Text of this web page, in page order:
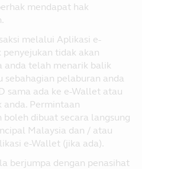
mendapat hak
melalui Aplikasi e-
penyejukan tidak akan
anda telah menarik balik
sebahagian pelaburan anda
sama ada ke e-Wallet atau
anda. Permintaan
boleh dibuat secara langsung
Malaysia dan / atau
e-Wallet (jika ada).
berjumpa dengan penasihat